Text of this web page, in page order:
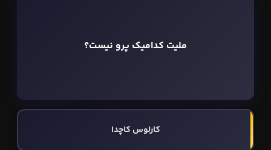
ملیت کدامیک پرو نیست؟
کارلوس کاچدا